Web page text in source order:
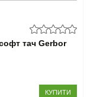
тач Gerbor
КУПИТИ